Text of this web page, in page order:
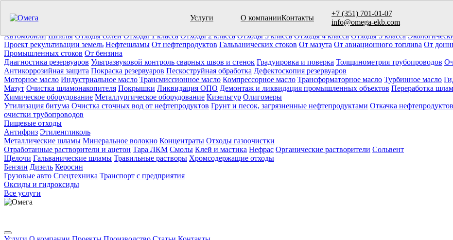
Услуги О компанииКонтакты
+7 (351) 701-01-07
info@omega-ekb.com
Утилизация отходов (19)
Демонтаж резервуаров (10)
Химические отходы Минеральные отходы
Автомобили Шпалы Отходы солей Отходы 1 класса Отходы 2 класса Отходы 3 класса Отходы 4 класса Отходы 5 класса
Проект рекультивации земель Нефтешламы От нефтепродуктов Гальванических стоков От мазута От авиационного топлива От
Промышленных стоков От бензина
Диагностика резервуаров Ультразвуковой контроль сварных швов и стенок Градуировка и поверка Толщинометрия трубопроводов
Антикоррозийная защита Покраска резервуаров Пескоструйная обработка Дефектоскопия резервуаров
Моторное масло Индустриальное масло Трансмиссионное масло Компрессорное масло Трансформаторное масло Турбинное масло
Мазут Очистка шламонакопителя Покрышки Ликвидация ОПО Демонтаж и ликвидация промышленных объектов Переработка
Химическое оборудование Металлургическое оборудование Кизельгур Олигомеры
Утилизация битума Очистка сточных вод от нефтепродуктов Грунт и песок, загрязненные нефтепродуктами Откачка нефтепродуктов
очистки трубопроводов
Пищевые отходы
Антифриз Этиленгликоль
Металлические шламы Минеральное волокно Концентраты Отходы газоочистки
Отработанные растворители и ацетон Тара ЛКМ Смолы Клей и мастика Нефрас Органические растворители Сольвент
Щелочи Гальванические шламы Травильные растворы Хромсодержащие отходы
Бензин Дизель Керосин
Грузовые авто Спецтехника Транспорт с предприятия
Оксиды и гидроксиды
Все услуги